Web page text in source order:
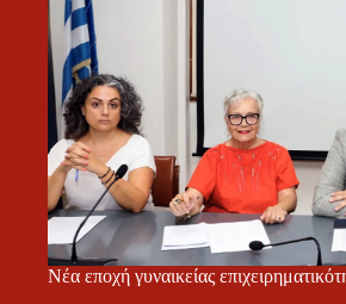
Νέα εποχή γυναικείας